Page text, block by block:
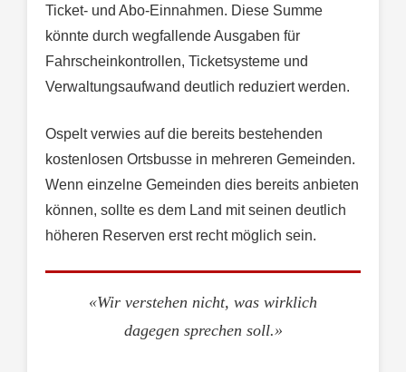
Ticket- und Abo-Einnahmen. Diese Summe
könnte durch wegfallende Ausgaben für
Fahrscheinkontrollen, Ticketsysteme und
Verwaltungsaufwand deutlich reduziert werden.
Ospelt verwies auf die bereits bestehenden
kostenlosen Ortsbusse in mehreren Gemeinden.
Wenn einzelne Gemeinden dies bereits anbieten
können, sollte es dem Land mit seinen deutlich
höheren Reserven erst recht möglich sein.
«Wir verstehen nicht, was wirklich
dagegen sprechen soll.»